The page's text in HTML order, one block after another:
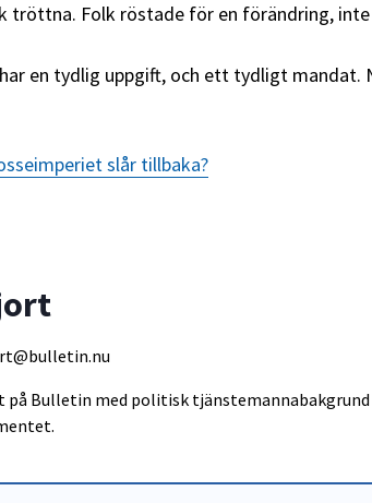
tröttna. Folk röstade för en förändring, inte
en tydlig uppgift, och ett tydligt mandat.
slår tillbaka?
på Bulletin med politisk tjänstemannabakgrund